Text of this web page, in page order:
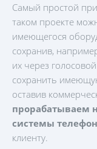
Самый простой
таком проекте
имеющегося
сохранив,
их через
сохранить
оставив
прорабатываем
системы
клиенту.